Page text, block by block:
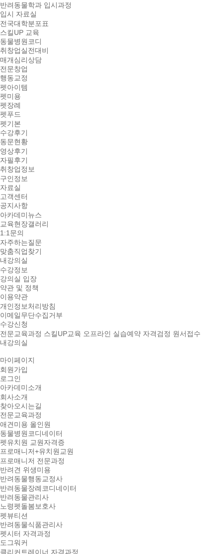
반려동물학과 입시과정
입시 자료실
전국대학분포표
스킬UP 교육
동물병원코디
취창업실전대비
매개심리상담
전문창업
행동교정
펫아이템
펫미용
펫장례
펫푸드
펫기본
수강후기
동문현황
영상후기
자필후기
취창업정보
구인정보
자료실
고객센터
공지사항
아카데미뉴스
교육현장갤러리
1:1문의
자주하는질문
맞춤직업찾기
내강의실
수강정보
강의실 입장
약관 및 정책
이용약관
개인정보처리방침
이메일무단수집거부
수강신청
전문교육과정 스킬UP교육 오프라인 실습예약 자격검정 원서접수
내강의실
마이페이지
회원가입
로그인
아카데미소개
회사소개
찾아오시는길
전문교육과정
애견미용 올인원
동물병원코디네이터
펫유치원 교원자격증
프로매니저+유치원교원
프로매니저 전문과정
반려견 위생미용
반려동물행동교정사
반려동물장례코디네이터
반려동물관리사
노령펫돌봄보호사
펫뷰티션
반려동물식품관리사
펫시터 자격과정
도그워커
클리커트레이너 자격과정